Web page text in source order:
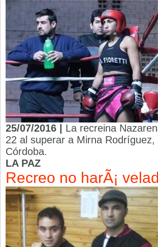
25/07/2016 | La recreina
22 al superar a Mirna
Córdoba.
LA PAZ
Recreo no harÃ¡